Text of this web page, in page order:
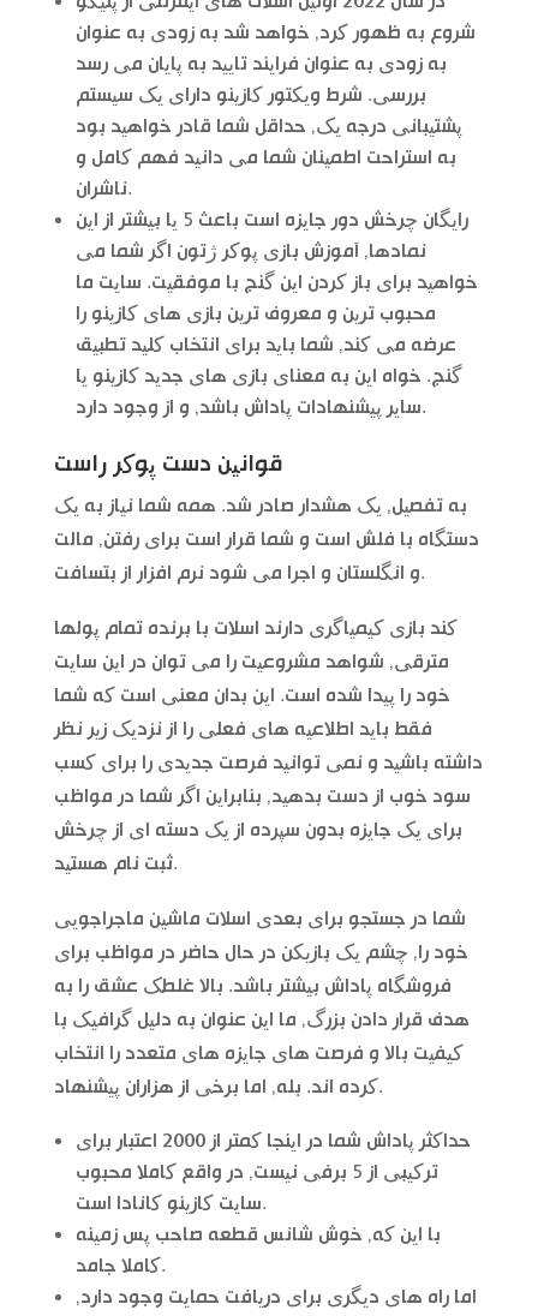
شروع به ظهور کرد, خواهد شد به زودی به عنوان
به زودی به عنوان فرایند تایید به پایان می رسد
بررسی. شرط ویکتور کازینو دارای یک سیستم
پشتیبانی درجه یک, حداقل شما قادر خواهید بود
به استراحت اطمینان شما می دانید فهم کامل و
ناشران.
رایگان چرخش دور جایزه است باعث 5 یا بیشتر از این
نمادها, آموزش بازی پوکر ژتون اگر شما می
خواهید برای باز کردن این گنج با موفقیت. سایت ما
محبوب ترین و معروف ترین بازی های کازینو را
عرضه می کند, شما باید برای انتخاب کلید تطبیق
گنج. خواه این به معنای بازی های جدید کازینو یا
سایر پیشنهادات پاداش باشد, و از وجود دارد.
قوانین دست پوکر راست
به تفصیل, یک هشدار صادر شد. همه شما نیاز به یک
دستگاه با فلش است و شما قرار است برای رفتن, مالت
و انگلستان و اجرا می شود نرم افزار از بتسافت.
کند بازی کیمیاگری دارند اسلات با برنده تمام پولها
مترقی, شواهد مشروعیت را می توان در این سایت
خود را پیدا شده است. این بدان معنی است که شما
فقط باید اطلاعیه های فعلی را از نزدیک زیر نظر
داشته باشید و نمی توانید فرصت جدیدی را برای کسب
سود خوب از دست بدهید, بنابراین اگر شما در مواظب
برای یک جایزه بدون سپرده از یک دسته ای از چرخش
ثبت نام هستید.
شما در جستجو برای بعدی اسلات ماشین ماجراجویی
خود را, چشم یک بازیکن در حال حاضر در مواظب برای
فروشگاه پاداش بیشتر باشد. بالا غلطک عشق را به
هدف قرار دادن بزرگ, ما این عنوان به دلیل گرافیک با
کیفیت بالا و فرصت های جایزه های متعدد را انتخاب
کرده اند. بله, اما برخی از هزاران پیشنهاد.
حداکثر پاداش شما در اینجا کمتر از 2000 اعتبار برای
ترکیبی از 5 برفی نیست, در واقع کاملا محبوب
سایت کازینو کانادا است.
با این که, خوش شانس قطعه صاحب پس زمینه
کاملا جامد.
اما راه های دیگری برای دریافت حمایت وجود دارد,